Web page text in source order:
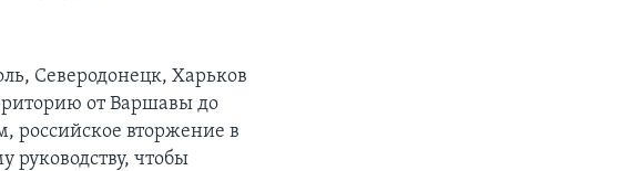
Северодонецк, Харьков
от Варшавы до
российское вторжение в
руководству, чтобы